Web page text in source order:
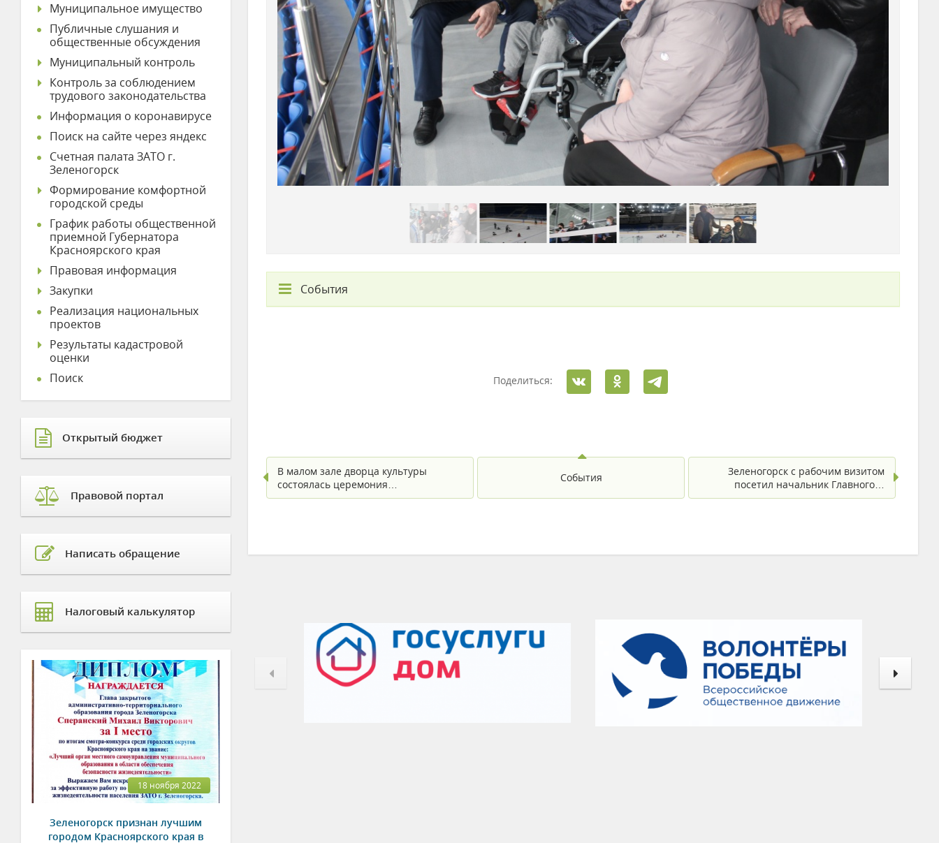
События
Поделиться:
В малом зале дворца культуры
состоялась церемония…
События
Зеленогорск с рабочим визитом
посетил начальник Главного…
Муниципальное имущество
Публичные слушания и
общественные обсуждения
Муниципальный контроль
Контроль за соблюдением
трудового законодательства
Информация о коронавирусе
Поиск на сайте через яндекс
Счетная палата ЗАТО г.
Зеленогорск
Формирование комфортной
городской среды
График работы общественной
приемной Губернатора
Красноярского края
Правовая информация
Закупки
Реализация национальных
проектов
Результаты кадастровой
оценки
Поиск
Открытый бюджет
Правовой портал
Написать обращение
Налоговый калькулятор
18 ноября 2022
Зеленогорск признан лучшим
городом Красноярского края в